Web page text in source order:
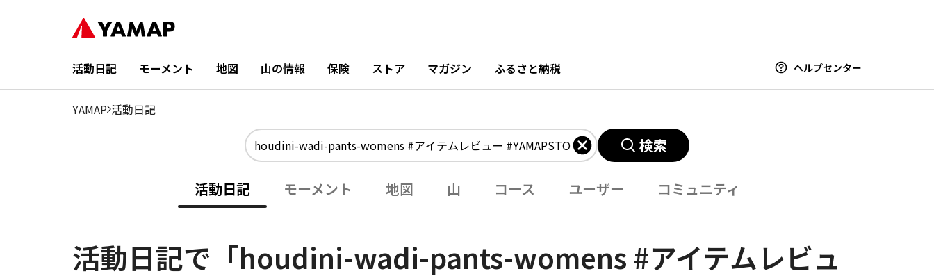
活動日記 モーメント 地図 山の情報 保険 ストア マガジン ふるさと納税 ヘルプセンター
YAMAP 活動日記
検索
活動日記 モーメント 地図 山 コース ユーザー コミュニティ
活動日記で「houdini-wadi-pants-womens #アイテムレビュ